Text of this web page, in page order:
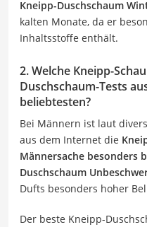
Kneipp-Duschschaum
kalten Monate, da er
Inhaltsstoffe enthält.
2. Welche Kneipp-
Duschschaum-Tests
beliebtesten?
Bei Männern ist laut
aus dem Internet die
Männersache besonders
Duschschaum
Dufts besonders hoher
Der beste Kneipp-